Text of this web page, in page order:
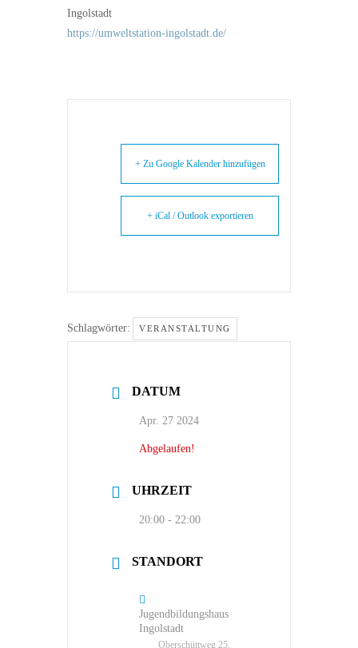
Ingolstadt
https://umweltstation-ingolstadt.de/
+ Zu Google Kalender hinzufügen
+ iCal / Outlook exportieren
Schlagwörter: VERANSTALTUNG
DATUM
Apr. 27 2024
Abgelaufen!
UHRZEIT
20:00 - 22:00
STANDORT
Jugendbildungshaus
Ingolstadt
Oberschüttweg 25,